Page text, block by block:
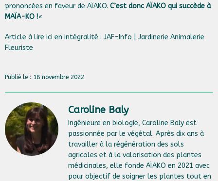
prononcées en faveur de AÏAKO. C’est donc AÏAKO qui succède à
MAÏA-KO !«
Article à lire ici en intégralité : JAF-Info | Jardinerie Animalerie
Fleuriste
Publié le : 18 novembre 2022
Caroline Baly
Ingénieure en biologie, Caroline Baly est
passionnée par le végétal. Après dix ans à
travailler à la régénération des sols
agricoles et à la valorisation des plantes
médicinales, elle fonde AÏAKO en 2021 avec
pour objectif de soigner les plantes tout en